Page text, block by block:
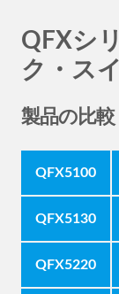
QFXシ
ク・ス
製品の比較
QFX5100
QFX5130
QFX5220